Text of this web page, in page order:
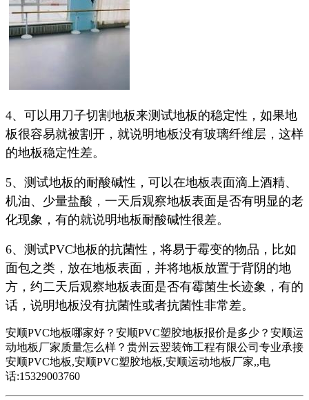
4、可以用刀子切割地板来测试地板的稳定性，如果地
板很容易就被割开，就说明地板没有玻璃纤维层，这样
的地板稳定性差。
5、测试地板的耐酸碱性，可以在地板表面滴上酒精、
机油、少量盐酸，一天后观察地板表面是否有明显的老
化现象，有的就说明地板耐酸碱性很差。
6、测试PVC地板的抗菌性，将易于霉变的物品，比如
面包之类，放在地板表面，并将地板放置于背阴的地
方，约二天后观察地板表面是否有霉菌生长迹象，有的
话，说明地板没有抗菌性或者抗菌性非常差。
安顺PVC地板哪家好？安顺PVC塑胶地板报价是多少？安顺运
动地板厂家质量怎么样？贵州云翌装饰工程有限公司专业承接
安顺PVC地板,安顺PVC塑胶地板,安顺运动地板厂家,,电
话:15329003760